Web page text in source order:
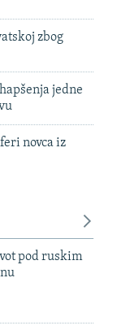
zbog
jedne
novca iz
pod ruskim